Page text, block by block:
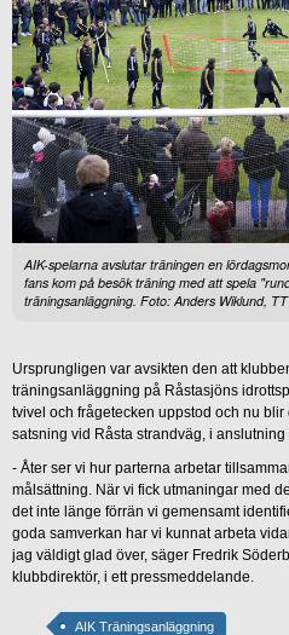
AIK-spelarna avslutar träningen en
fans kom på besök träning med att spela
träningsanläggning. Foto: Anders Wiklund, TT
Ursprungligen var avsikten den att
träningsanläggning på Råstasjöns
tvivel och frågetecken uppstod och nu
satsning vid Råsta strandväg, i anslutning
- Åter ser vi hur parterna arbetar
målsättning. När vi fick utmaningar med
det inte länge förrän vi gemensamt
goda samverkan har vi kunnat arbeta
jag väldigt glad över, säger Fredrik
klubbdirektör, i ett pressmeddelande.
AIK Träningsanläggning